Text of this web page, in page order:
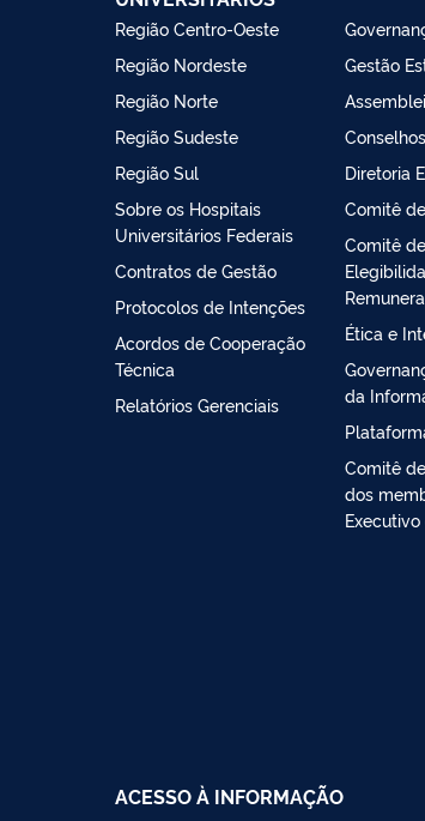
Região Centro-Oeste
Região Nordeste
Região Norte
Região Sudeste
Região Sul
Sobre os Hospitais
Universitários Federais
Contratos de Gestão
Protocolos de Intenções
Acordos de Cooperação
Técnica
Relatórios Gerenciais
Gestão
Conselhos
Diretoria
Comitê
Comitê
Ética e
da
Comitê
dos
ACESSO À INFORMAÇÃO